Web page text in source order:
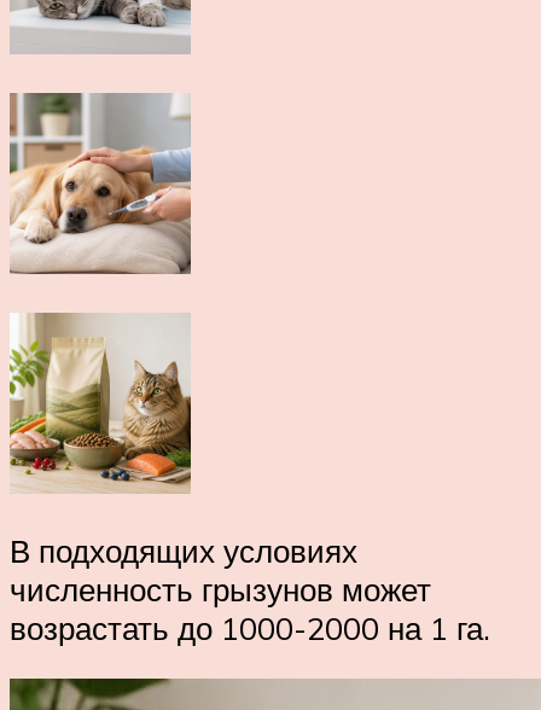
В подходящих условиях
численность грызунов может
возрастать до 1000-2000 на 1 га.